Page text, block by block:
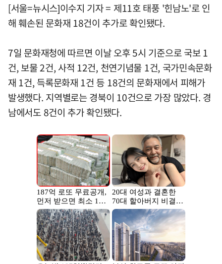
[서울=뉴시스]이수지 기자 = 제11호 태풍 '힌남노'로 인
해 훼손된 문화재 18건이 추가로 확인됐다.
7일 문화재청에 따르면 이날 오후 5시 기준으로 국보 1
건, 보물 2건, 사적 12건, 천연기념물 1건, 국가민속문화
재 1건, 득록문화재 1건 등 18건의 문화재에서 피해가
발생했다. 지역별로는 경북이 10건으로 가장 많았다. 경
남에서도 8건이 추가 확인됐다.